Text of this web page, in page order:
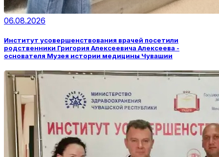
06.08.2026
Институт усовершенствования врачей посетили
родственники Григория Алексеевича Алексеева -
основателя Музея истории медицины Чувашии